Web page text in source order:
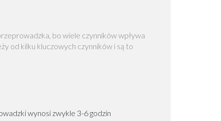
bo wiele czynników wpływa
od kilku kluczowych czynników i są to
wynosi zwykle 3-6 godzin